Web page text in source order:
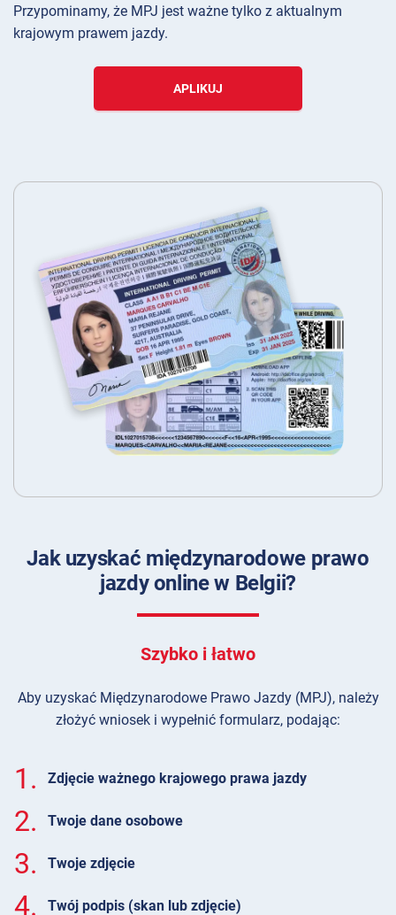
Przypominamy, że MPJ jest ważne tylko z aktualnym
krajowym prawem jazdy.
APLIKUJ
Jak uzyskać międzynarodowe prawo
jazdy online w Belgii?
Szybko i łatwo
Aby uzyskać Międzynarodowe Prawo Jazdy (MPJ), należy
złożyć wniosek i wypełnić formularz, podając:
1. Zdjęcie ważnego krajowego prawa jazdy
2. Twoje dane osobowe
3. Twoje zdjęcie
4. Twój podpis (skan lub zdjęcie)